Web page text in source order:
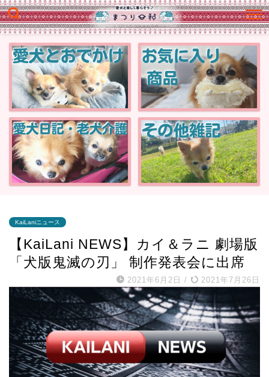
KaiLaniニュース
【KaiLani NEWS】カイ＆ラニ 劇場版
「犬版鬼滅の刃」 制作発表会に出席
2021年6月2日 / 2021年7月26日